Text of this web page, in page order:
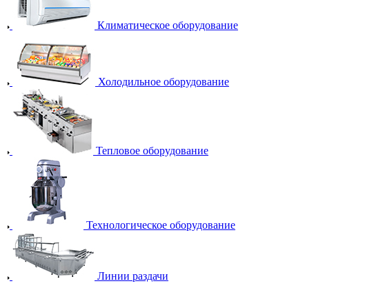
Климатическое оборудование
Холодильное оборудование
Тепловое оборудование
Технологическое оборудование
Линии раздачи